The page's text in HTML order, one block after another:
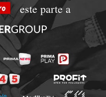
este parte a